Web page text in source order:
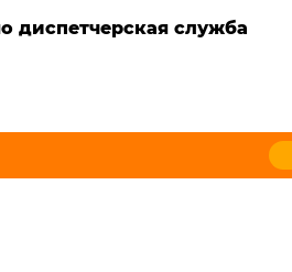
диспетчерская служба